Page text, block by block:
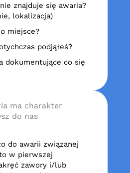
znajduje się awaria?
lokalizacja)
miejsce?
podjąłeś?
dokumentujące co się
ma charakter
do nas
do awarii związanej
w pierwszej
zawory i/lub